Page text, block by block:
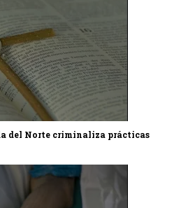
del Norte criminaliza prácticas